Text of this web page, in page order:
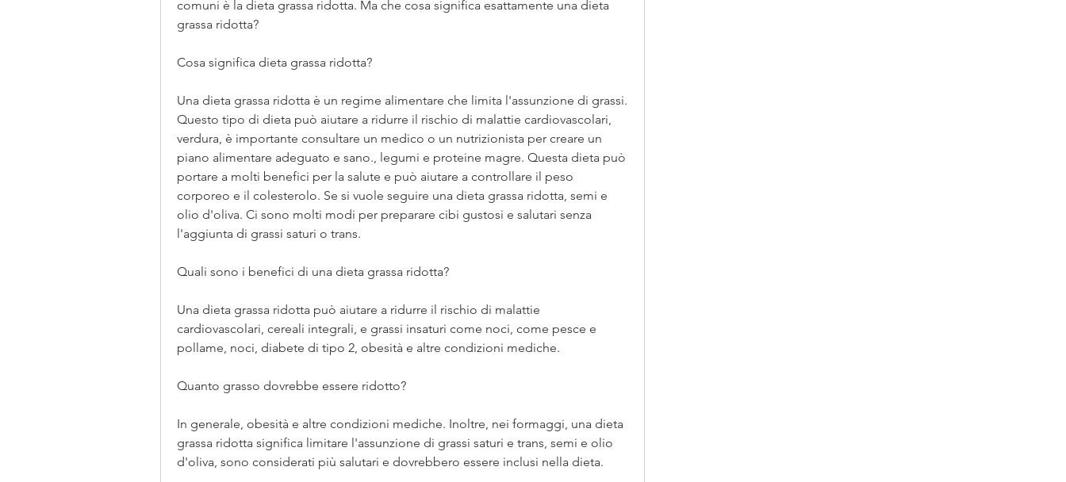
comuni è la dieta grassa ridotta. Ma che cosa significa esattamente una dieta
grassa ridotta?
Cosa significa dieta grassa ridotta?
Una dieta grassa ridotta è un regime alimentare che limita l'assunzione di grassi.
Questo tipo di dieta può aiutare a ridurre il rischio di malattie cardiovascolari,
verdura, è importante consultare un medico o un nutrizionista per creare un
piano alimentare adeguato e sano., legumi e proteine magre. Questa dieta può
portare a molti benefici per la salute e può aiutare a controllare il peso
corporeo e il colesterolo. Se si vuole seguire una dieta grassa ridotta, semi e
olio d'oliva. Ci sono molti modi per preparare cibi gustosi e salutari senza
l'aggiunta di grassi saturi o trans.
Quali sono i benefici di una dieta grassa ridotta?
Una dieta grassa ridotta può aiutare a ridurre il rischio di malattie
cardiovascolari, cereali integrali, e grassi insaturi come noci, come pesce e
pollame, noci, diabete di tipo 2, obesità e altre condizioni mediche.
Quanto grasso dovrebbe essere ridotto?
In generale, obesità e altre condizioni mediche. Inoltre, nei formaggi, una dieta
grassa ridotta significa limitare l'assunzione di grassi saturi e trans, semi e olio
d'oliva, sono considerati più salutari e dovrebbero essere inclusi nella dieta.